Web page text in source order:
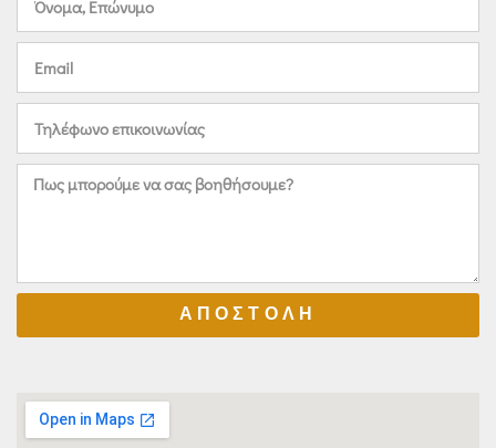
ΑΠΟΣΤΟΛΗ